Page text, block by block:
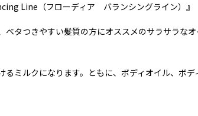
Line（フローディア バランシングライン）』
ベタつきやすい髪質の方にオススメのサラサラな
るミルクになります。ともに、ボディオイル、ボデ